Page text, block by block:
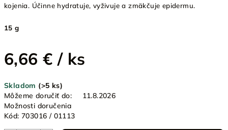
kojenia. Účinne hydratuje, vyživuje a zmäkčuje epidermu.
15 g
6,66 € / ks
cena:
Skladom (>5 ks)
Môžeme doručiť do:
11.8.2026
Možnosti doručenia
Kód: 703016 / 01113